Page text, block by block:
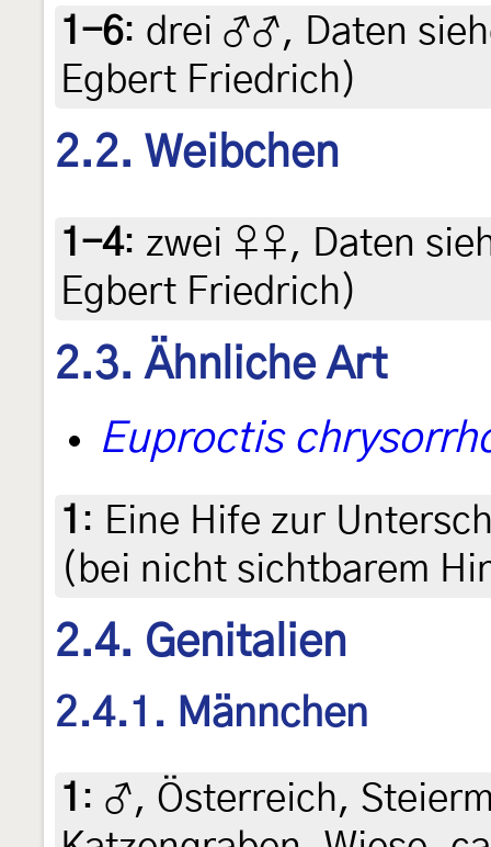
1-6: drei ♂♂, Daten
Egbert Friedrich)
2.2. Weibchen
1-4: zwei ♀♀, Daten
Egbert Friedrich)
2.3. Ähnliche Art
Euproctis
1 : Eine Hife zur
(bei nicht sichtbarem
2.4. Genitalien
2.4.1. Männchen
1 : ♂, Österreich,